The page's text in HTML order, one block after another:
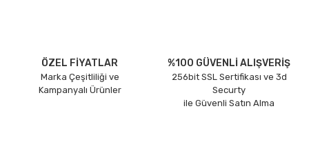
ÖZEL FİYATLAR
Marka Çeşitliliği ve
Kampanyalı Ürünler
%100 GÜVENLİ ALIŞVERİŞ
256bit SSL Sertifikası ve 3d
Securty
ile Güvenli Satın Alma